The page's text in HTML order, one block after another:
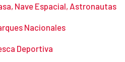
Nave Espacial, Astronautas
Nacionales
Deportiva